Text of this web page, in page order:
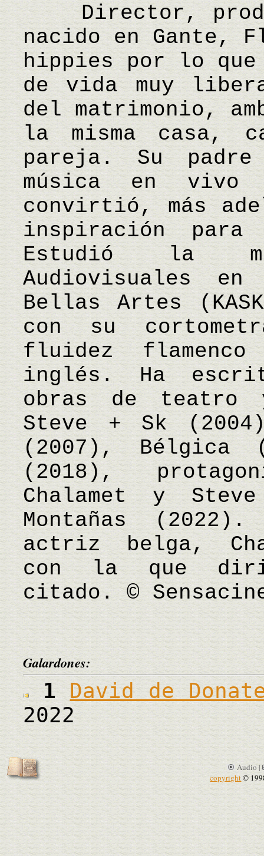
Director,
nacido en Gante,
hippies por lo
de vida muy
del matrimonio,
la misma casa,
pareja. Su
música en vivo
convirtió, más
inspiración
Estudió la
Audiovisuales
Bellas Artes
con su
fluidez
inglés. Ha
obras de teatro
Steve + Sk
(2007), Bélgica
(2018),
Chalamet y
Montañas
actriz belga,
con la que
citado. ©
Galardones:
1David de
2022
Audio |
copyright©